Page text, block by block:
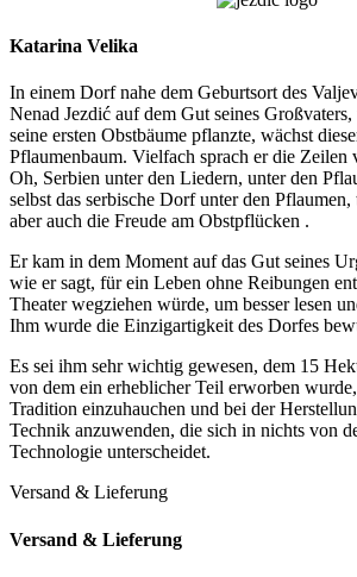
Katarina Velika
In einem Dorf nahe dem Geburtsort des
Nenad Jezdić auf dem Gut seines
seine ersten Obstbäume pflanzte, wächst
Pflaumenbaum. Vielfach sprach er die
Oh, Serbien unter den Liedern, unter den
selbst das serbische Dorf unter den
aber auch die Freude am Obstpflücken .
Er kam in dem Moment auf das Gut seines
wie er sagt, für ein Leben ohne Reibungen
Theater wegziehen würde, um besser lesen
Ihm wurde die Einzigartigkeit des Dorfes
Es sei ihm sehr wichtig gewesen, dem 15
von dem ein erheblicher Teil erworben
Tradition einzuhauchen und bei der
Technik anzuwenden, die sich in nichts von
Technologie unterscheidet.
Versand & Lieferung
Versand & Lieferung